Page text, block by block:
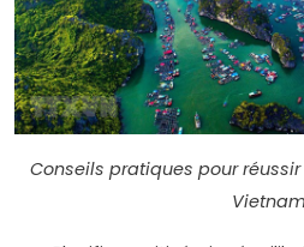
Conseils pratiques pour
Vietnam